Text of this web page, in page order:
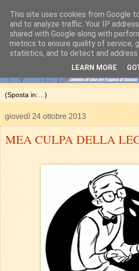
giovedì 24 ottobre 2013
MEA CULPA DELLA
This site uses cookies from Google
and to analyze traffic. Your IP
shared with Google along with
metrics to ensure quality of service,
statistics, and to detect and address
LEARN MORE